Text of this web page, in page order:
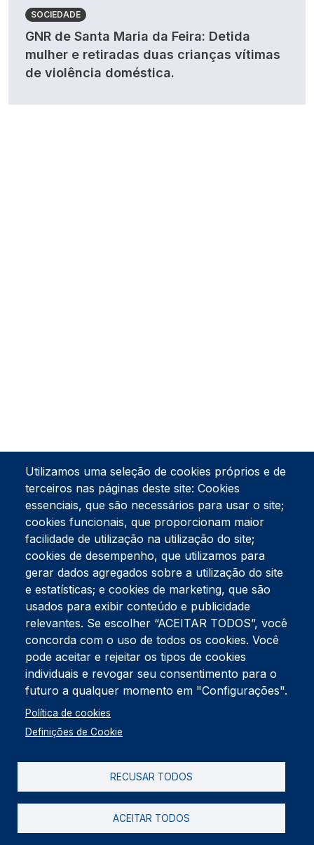
SOCIEDADE
GNR de Santa Maria da Feira: Detida
mulher e retiradas duas crianças vítimas
de violência doméstica.
Tel:234 390 100Fax:234 390 100
Endereço Postal
Apartado 42
Rua Gil Eanes 31
3834-908 Gafanha da Nazaré
Estúdios
Rua Prior Guerra
Edifício do Centro Cultural da Gafanha da Nazaré
3830-556 Gafanha da Nazaré
Rodapé
Cookies
Política de Privacidade
Utilizamos uma seleção de cookies próprios e de
terceiros nas páginas deste site: Cookies
essenciais, que são necessários para usar o site;
cookies funcionais, que proporcionam maior
facilidade de utilização na utilização do site;
cookies de desempenho, que utilizamos para
gerar dados agregados sobre a utilização do site
e estatísticas; e cookies de marketing, que são
usados para exibir conteúdo e publicidade
relevantes. Se escolher “ACEITAR TODOS”, você
concorda com o uso de todos os cookies. Você
pode aceitar e rejeitar os tipos de cookies
individuais e revogar seu consentimento para o
futuro a qualquer momento em "Configurações".
Política de cookies
Definições de Cookie
RECUSAR TODOS
ACEITAR TODOS